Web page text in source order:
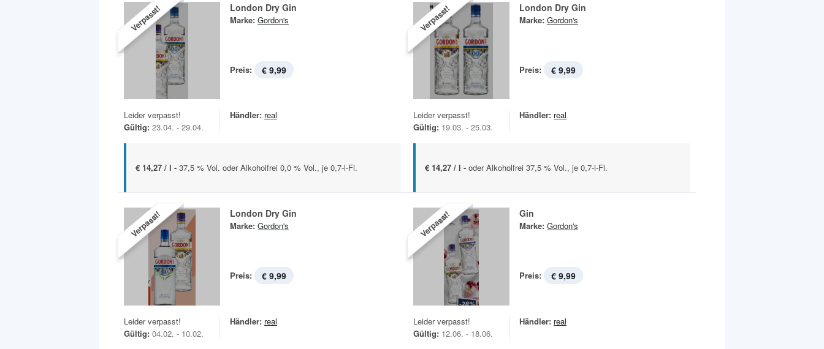
Verpasst! London Dry Gin
Marke: Gordon's
Preis: € 9,99
Leider verpasst!
Gültig: 23.04. - 29.04.
Händler: real
€ 14,27 / l - 37,5 % Vol. oder Alkoholfrei 0,0 % Vol., je 0,7-l-Fl.
Verpasst! London Dry Gin
Marke: Gordon's
Preis: € 9,99
Leider verpasst!
Gültig: 19.03. - 25.03.
Händler: real
€ 14,27 / l - oder Alkoholfrei 37,5 % Vol., je 0,7-l-Fl.
Verpasst! London Dry Gin
Marke: Gordon's
Preis: € 9,99
Leider verpasst!
Gültig: 04.02. - 10.02.
Händler: real
Verpasst! Gin
Marke: Gordon's
Preis: € 9,99
Leider verpasst!
Gültig: 12.06. - 18.06.
Händler: real